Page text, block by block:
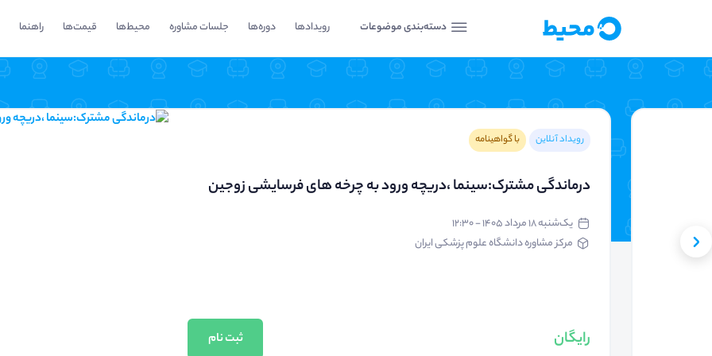
دسته‌بندی موضوعات رویدادها دوره‌ها جلسات مشاوره محیط‌ها قیمت‌ها راهنما
رویداد آنلاین با گواهینامه
درماندگی مشترک:سینما ،دریچه ورود به چرخه های فرسایشی زوجین
یک‌شنبه ۱۸ مرداد ۱۴۰۵ - ۱۲:۳۰
مرکز مشاوره دانشگاه علوم پزشکی ایران
رایگان ثبت نام